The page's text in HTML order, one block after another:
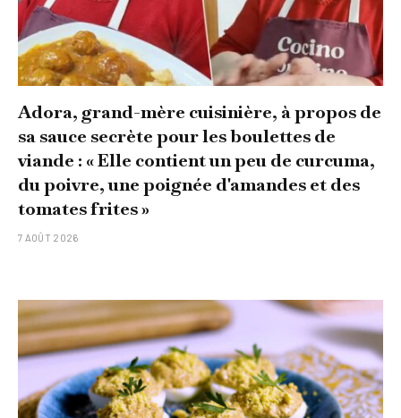
Adora, grand-mère cuisinière, à propos de
sa sauce secrète pour les boulettes de
viande : « Elle contient un peu de curcuma,
du poivre, une poignée d'amandes et des
tomates frites »
7 AOÛT 2026